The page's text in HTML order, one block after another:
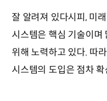
잘 알려져 있다시피, 미
시스템은 핵심 기술이며
위해 노력하고 있다. 따
시스템의 도입은 점차